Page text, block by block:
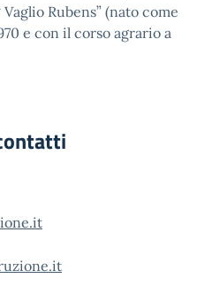
Rubens” (nato come
e con il corso agrario a